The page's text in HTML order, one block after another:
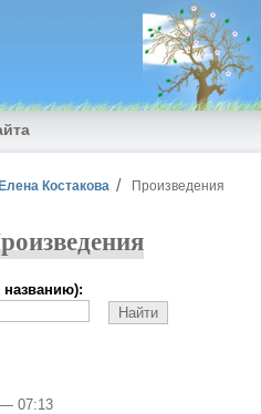
Костакова
Произведения
названию):
— 07:13